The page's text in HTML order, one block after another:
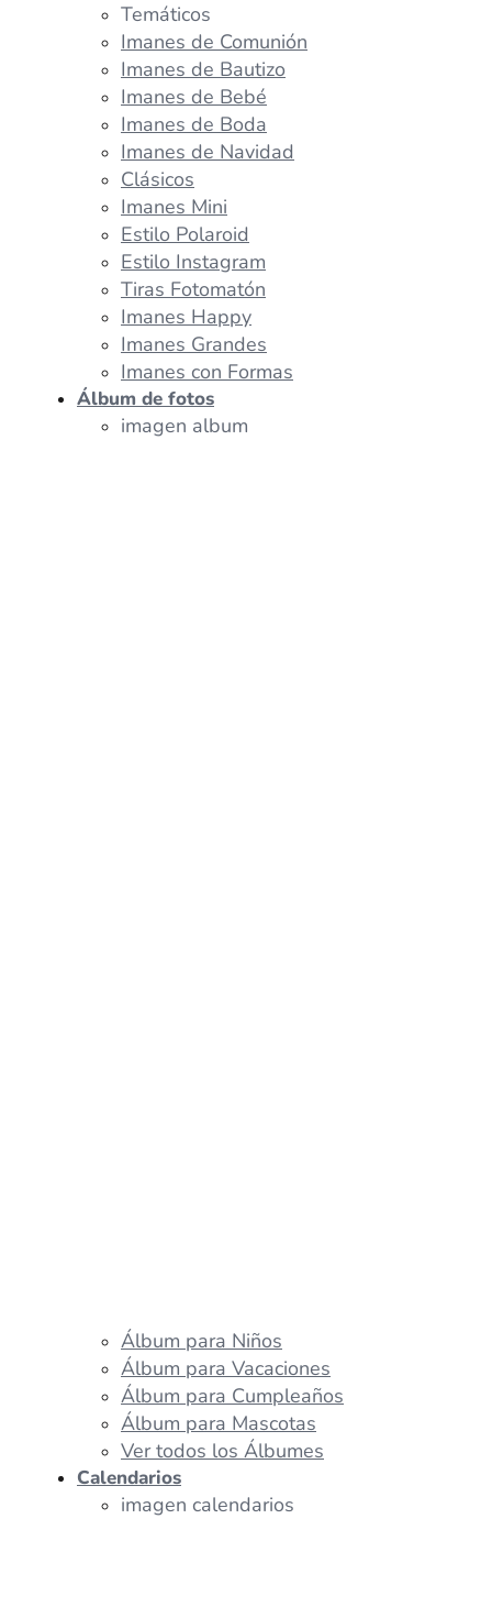
Temáticos
Imanes de Comunión
Imanes de Bautizo
Imanes de Bebé
Imanes de Boda
Imanes de Navidad
Clásicos
Imanes Mini
Estilo Polaroid
Estilo Instagram
Tiras Fotomatón
Imanes Happy
Imanes Grandes
Imanes con Formas
Álbum de fotos
imagen album
Álbum para Niños
Álbum para Vacaciones
Álbum para Cumpleaños
Álbum para Mascotas
Ver todos los Álbumes
Calendarios
imagen calendarios